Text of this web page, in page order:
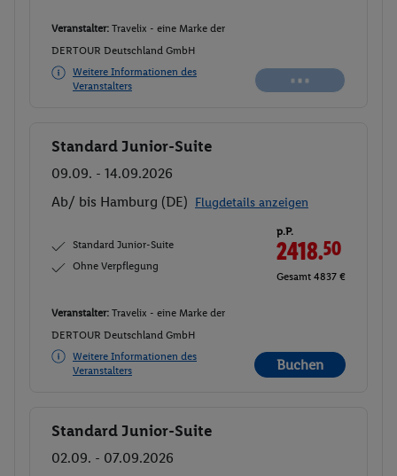
Veranstalter: Travelix - eine Marke der
DERTOUR Deutschland GmbH
Weitere Informationen des
Veranstalters
Buchen
Standard Junior-Suite
09.09. - 14.09.2026
Ab/ bis Hamburg (DE) Flugdetails anzeigen
Standard Junior-Suite
Ohne Verpflegung
p.P.
2418.50
Gesamt 4837 €
Veranstalter: Travelix - eine Marke der
DERTOUR Deutschland GmbH
Weitere Informationen des
Veranstalters
Buchen
Buchen
Standard Junior-Suite
02.09. - 07.09.2026